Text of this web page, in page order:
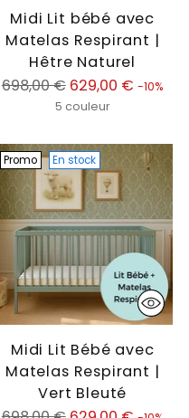
Midi Lit bébé avec
Matelas Respirant |
Hêtre Naturel
Prix
698,00 € 629,00 € -10%
5 couleur
Promo En stock
Midi Lit Bébé avec
Matelas Respirant |
Vert Bleuté